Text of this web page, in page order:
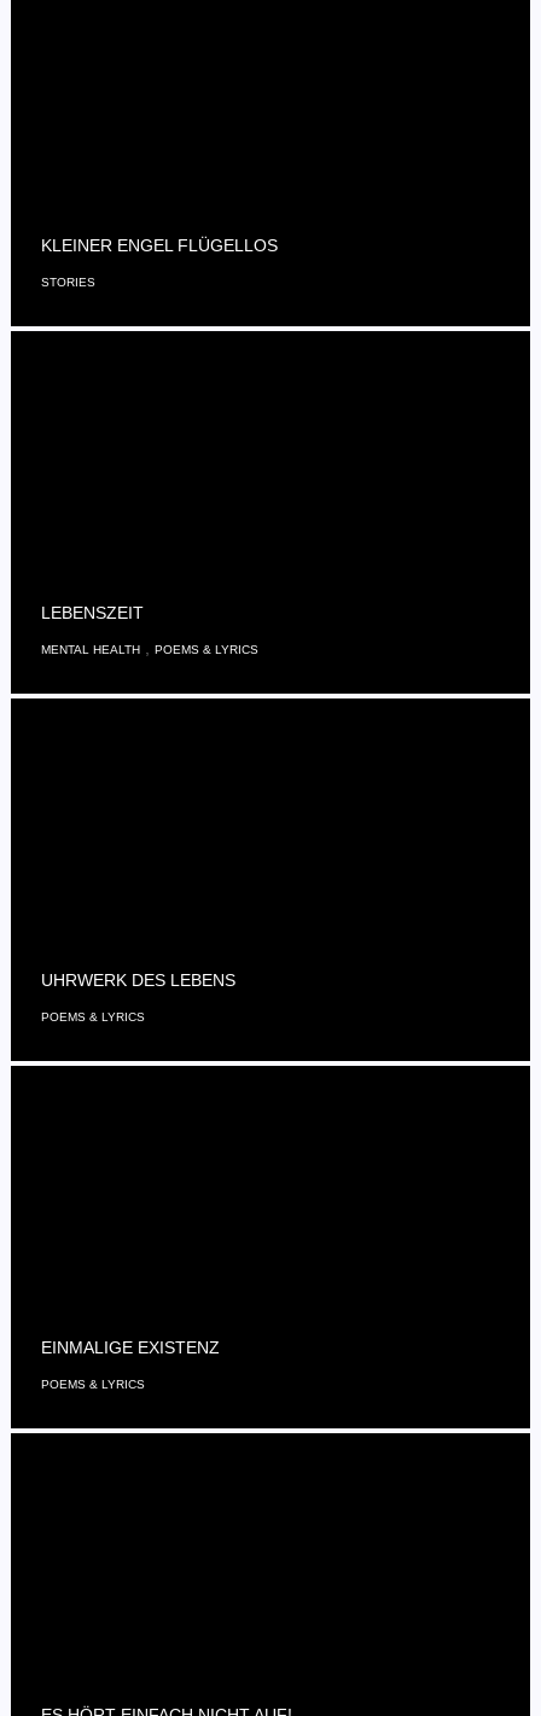
KLEINER ENGEL FLÜGELLOS
STORIES
LEBENSZEIT
MENTAL HEALTH ,POEMS & LYRICS
UHRWERK DES LEBENS
POEMS & LYRICS
EINMALIGE EXISTENZ
POEMS & LYRICS